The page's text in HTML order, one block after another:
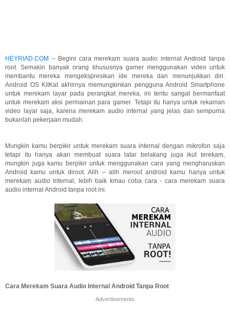
HEYRIAD.COM – Begini cara merekam suara audio internal Android tanpa
root. Semakin banyak orang khususnya gamer menggunakan video untuk
membantu mereka mengekspresikan ide mereka dan menunjukkan diri.
Android OS KitKat akhirnya memungkinkan pengguna Android Smartphone
untuk merekam layar pada perangkat mereka, ini tentu sangat bermanfaat
untuk merekam aksi permainan para gamer. Tetapi itu hanya untuk rekaman
video layar saja, karena merekam audio internal yang jelas dan sempurna
bukanlah pekerjaan mudah.
Mungkin kamu berpikir untuk merekam suara internal dengan mikrofon saja
tetapi itu hanya akan membuat suara latar belakang juga ikut terekam,
mungkin juga kamu berpikir untuk menggunakan cara yang mengharuskan
Android kamu untuk diroot. Alih – alih meroot android kamu hanya untuk
merekam audio internal, lebih baik kmau coba cara - cara merekam suara
audio internal Android tanpa root ini.
Cara Merekam Suara Audio Internal Android Tanpa Root
Advertisements